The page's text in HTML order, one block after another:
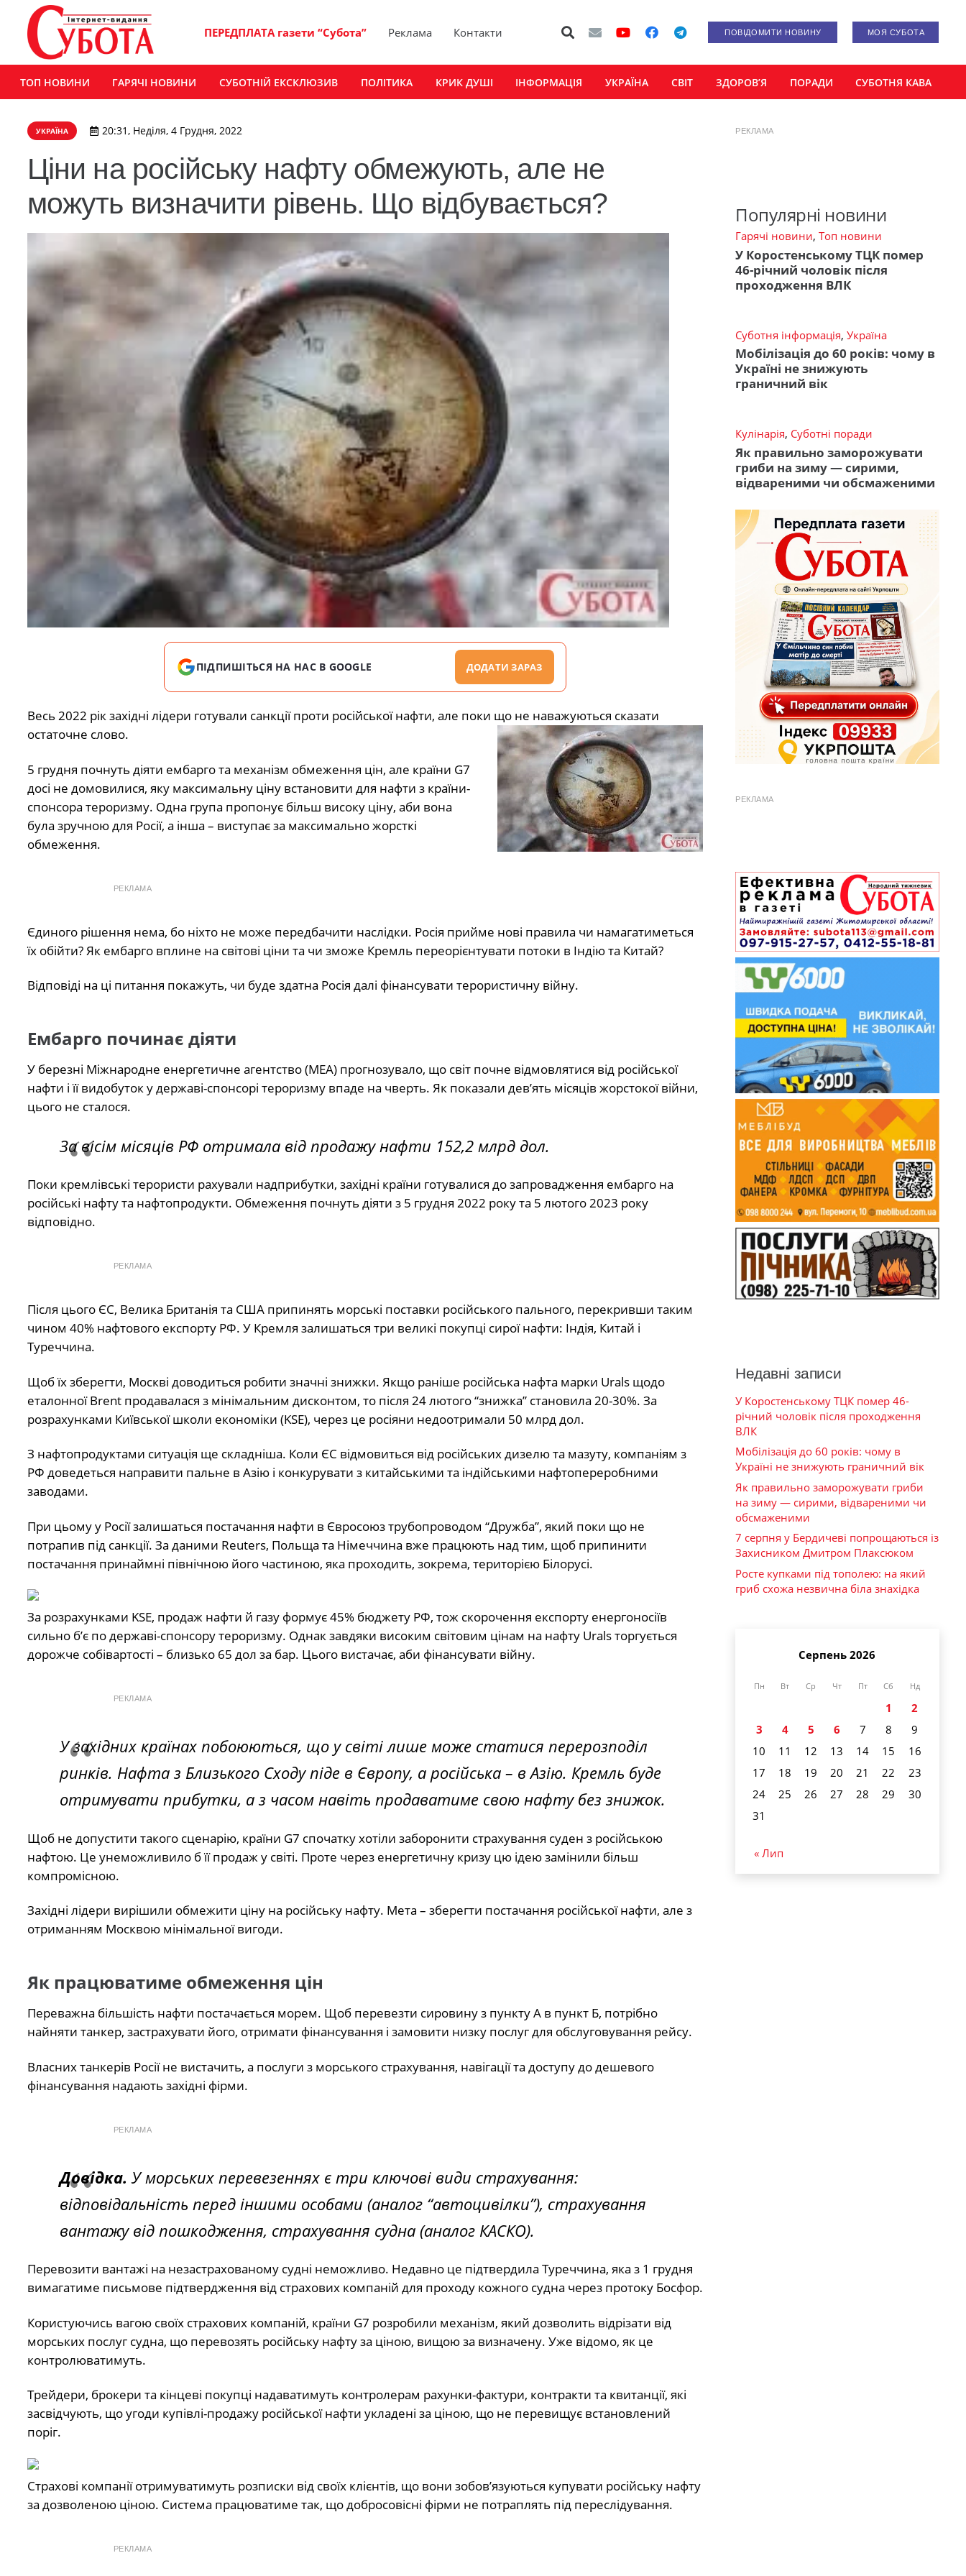
ПЕРЕДПЛАТА газети “Субота” Реклама Контакти ПОВІДОМИТИ НОВИНУ МОЯ СУБОТА
ТОП НОВИНИ ГАРЯЧІ НОВИНИ СУБОТНІЙ ЕКСКЛЮЗИВ ПОЛІТИКА КРИК ДУШІ ІНФОРМАЦІЯ УКРАЇНА СВІТ ЗДОРОВ’Я ПОРАДИ СУБОТНЯ КАВА
УКРАЇНА 20:31, Неділя, 4 Грудня, 2022
Ціни на російську нафту обмежують, але не
можуть визначити рівень. Що відбувається?
ПІДПИШІТЬСЯ НА НАС В GOOGLE ДОДАТИ ЗАРАЗ
Весь 2022 рік західні лідери готували санкції проти російської нафти, але поки що не наважуються сказати
остаточне слово.
5 грудня почнуть діяти ембарго та механізм обмеження цін, але країни G7
досі не домовилися, яку максимальну ціну встановити для нафти з країни-
спонсора тероризму. Одна група пропонує більш високу ціну, аби вона
була зручною для Росії, а інша – виступає за максимально жорсткі
обмеження.
РЕКЛАМА
Єдиного рішення нема, бо ніхто не може передбачити наслідки. Росія прийме нові правила чи намагатиметься
їх обійти? Як ембарго вплине на світові ціни та чи зможе Кремль переорієнтувати потоки в Індію та Китай?
Відповіді на ці питання покажуть, чи буде здатна Росія далі фінансувати терористичну війну.
Ембарго починає діяти
У березні Міжнародне енергетичне агентство (МЕА) прогнозувало, що світ почне відмовлятися від російської
нафти і її видобуток у державі-спонсорі тероризму впаде на чверть. Як показали дев’ять місяців жорстокої війни,
цього не сталося.
За вісім місяців РФ отримала від продажу нафти 152,2 млрд дол.
Поки кремлівські терористи рахували надприбутки, західні країни готувалися до запровадження ембарго на
російські нафту та нафтопродукти. Обмеження почнуть діяти з 5 грудня 2022 року та 5 лютого 2023 року
відповідно.
РЕКЛАМА
Після цього ЄС, Велика Британія та США припинять морські поставки російського пального, перекривши таким
чином 40% нафтового експорту РФ. У Кремля залишаться три великі покупці сирої нафти: Індія, Китай і
Туреччина.
Щоб їх зберегти, Москві доводиться робити значні знижки. Якщо раніше російська нафта марки Urals щодо
еталонної Brent продавалася з мінімальним дисконтом, то після 24 лютого “знижка” становила 20-30%. За
розрахунками Київської школи економіки (KSE), через це росіяни недоотримали 50 млрд дол.
З нафтопродуктами ситуація ще складніша. Коли ЄС відмовиться від російських дизелю та мазуту, компаніям з
РФ доведеться направити пальне в Азію і конкурувати з китайськими та індійськими нафтопереробними
заводами.
При цьому у Росії залишаться постачання нафти в Євросоюз трубопроводом “Дружба”, який поки що не
потрапив під санкції. За даними Reuters, Польща та Німеччина вже працюють над тим, щоб припинити
постачання принаймні північною його частиною, яка проходить, зокрема, територією Білорусі.
За розрахунками KSE, продаж нафти й газу формує 45% бюджету РФ, тож скорочення експорту енергоносіїв
сильно б’є по державі-спонсору тероризму. Однак завдяки високим світовим цінам на нафту Urals торгується
дорожче собівартості – близько 65 дол за бар. Цього вистачає, аби фінансувати війну.
РЕКЛАМА
У західних країнах побоюються, що у світі лише може статися перерозподіл
ринків. Нафта з Близького Сходу піде в Європу, а російська – в Азію. Кремль буде
отримувати прибутки, а з часом навіть продаватиме свою нафту без знижок.
Щоб не допустити такого сценарію, країни G7 спочатку хотіли заборонити страхування суден з російською
нафтою. Це унеможливило б її продаж у світі. Проте через енергетичну кризу цю ідею замінили більш
компромісною.
Західні лідери вирішили обмежити ціну на російську нафту. Мета – зберегти постачання російської нафти, але з
отриманням Москвою мінімальної вигоди.
Як працюватиме обмеження цін
Переважна більшість нафти постачається морем. Щоб перевезти сировину з пункту А в пункт Б, потрібно
найняти танкер, застрахувати його, отримати фінансування і замовити низку послуг для обслуговування рейсу.
Власних танкерів Росії не вистачить, а послуги з морського страхування, навігації та доступу до дешевого
фінансування надають західні фірми.
РЕКЛАМА
Довідка. У морських перевезеннях є три ключові види страхування:
відповідальність перед іншими особами (аналог “автоцивілки”), страхування
вантажу від пошкодження, страхування судна (аналог КАСКО).
Перевозити вантажі на незастрахованому судні неможливо. Недавно це підтвердила Туреччина, яка з 1 грудня
вимагатиме письмове підтвердження від страхових компаній для проходу кожного судна через протоку Босфор.
Користуючись вагою своїх страхових компаній, країни G7 розробили механізм, який дозволить відрізати від
морських послуг судна, що перевозять російську нафту за ціною, вищою за визначену. Уже відомо, як це
контролюватимуть.
Трейдери, брокери та кінцеві покупці надаватимуть контролерам рахунки-фактури, контракти та квитанції, які
засвідчують, що угоди купівлі-продажу російської нафти укладені за ціною, що не перевищує встановлений
поріг.
Страхові компанії отримуватимуть розписки від своїх клієнтів, що вони зобов’язуються купувати російську нафту
за дозволеною ціною. Система працюватиме так, що добросовісні фірми не потраплять під переслідування.
РЕКЛАМА
РЕКЛАМА
Популярні новини
Гарячі новини, Топ новини
У Коростенському ТЦК помер
46-річний чоловік після
проходження ВЛК
Суботня інформація, Україна
Мобілізація до 60 років: чому в
Україні не знижують
граничний вік
Кулінарія, Суботні поради
Як правильно заморожувати
гриби на зиму — сирими,
відвареними чи обсмаженими
РЕКЛАМА
Недавні записи
У Коростенському ТЦК помер 46-
річний чоловік після проходження
ВЛК
Мобілізація до 60 років: чому в
Україні не знижують граничний вік
Як правильно заморожувати гриби
на зиму — сирими, відвареними чи
обсмаженими
7 серпня у Бердичеві попрощаються із
Захисником Дмитром Плаксюком
Росте купками під тополею: на який
гриб схожа незвична біла знахідка
Серпень 2026
Пн Вт Ср Чт Пт Сб Нд
1
2
3
4 5 6 7 8
9
10
11 12 13 14 15
16
17
18 19 20 21 22
23
24
25 26 27 28 29
30
31
« Лип